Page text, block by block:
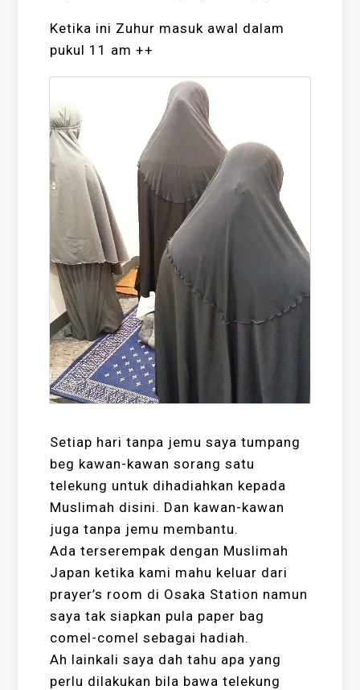
Ketika ini Zuhur masuk awal dalam
pukul 11 am ++
Setiap hari tanpa jemu saya tumpang
beg kawan-kawan sorang satu
telekung untuk dihadiahkan kepada
Muslimah disini. Dan kawan-kawan
juga tanpa jemu membantu.
Ada terserempak dengan Muslimah
Japan ketika kami mahu keluar dari
prayer’s room di Osaka Station namun
saya tak siapkan pula paper bag
comel-comel sebagai hadiah.
Ah lainkali saya dah tahu apa yang
perlu dilakukan bila bawa telekung